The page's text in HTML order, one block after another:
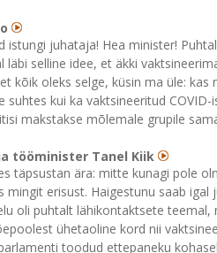
istungi juhataja! Hea minister!
läbi selline idee, et äkki
kõik oleks selge, küsin ma üle:
suhtes kui ka vaktsineeritud
makstakse mõlemale grupile
tööminister Tanel Kiik
täpsustan ära: mitte kunagi pole
mingit erisust. Haigestunu saab
oli puhtalt lähikontaktsete
ühetaoline kord nii
toodud ettepaneku